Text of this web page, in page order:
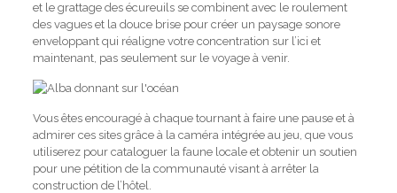
et le grattage des écureuils se combinent avec le roulement
des vagues et la douce brise pour créer un paysage sonore
enveloppant qui réaligne votre concentration sur l’ici et
maintenant, pas seulement sur le voyage à venir.
Vous êtes encouragé à chaque tournant à faire une pause et à
admirer ces sites grâce à la caméra intégrée au jeu, que vous
utiliserez pour cataloguer la faune locale et obtenir un soutien
pour une pétition de la communauté visant à arrêter la
construction de l’hôtel.